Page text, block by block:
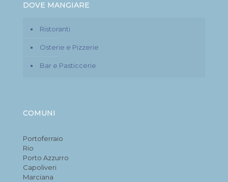
DOVE MANGIARE
Ristoranti
Osterie e Pizzerie
Bar e Pasticcerie
COMUNI
Portoferraio
Rio
Porto Azzurro
Capoliveri
Marciana